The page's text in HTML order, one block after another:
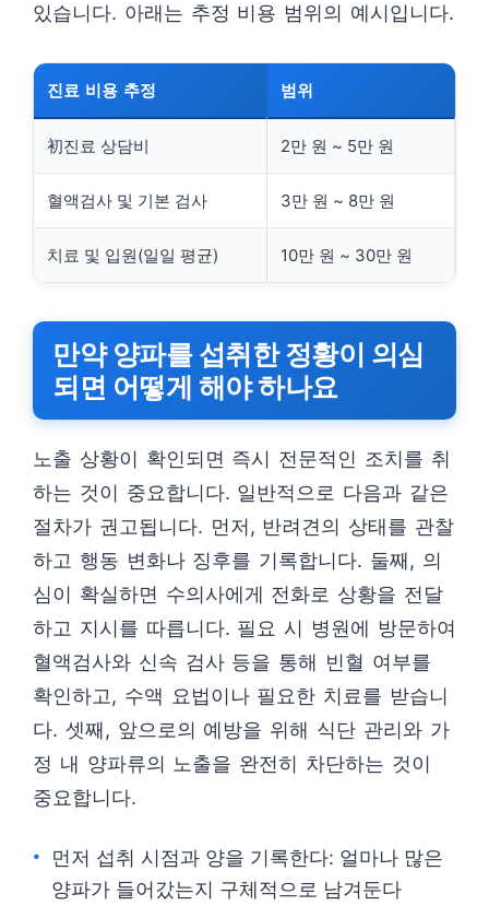
있습니다. 아래는 추정 비용 범위의 예시입니다.
진료 비용 추정 범위
初진료 상담비 2만 원 ~ 5만 원
혈액검사 및 기본 검사 3만 원 ~ 8만 원
치료 및 입원(일일 평균) 10만 원 ~ 30만 원
만약 양파를 섭취한 정황이 의심
되면 어떻게 해야 하나요
노출 상황이 확인되면 즉시 전문적인 조치를 취
하는 것이 중요합니다. 일반적으로 다음과 같은
절차가 권고됩니다. 먼저, 반려견의 상태를 관찰
하고 행동 변화나 징후를 기록합니다. 둘째, 의
심이 확실하면 수의사에게 전화로 상황을 전달
하고 지시를 따릅니다. 필요 시 병원에 방문하여
혈액검사와 신속 검사 등을 통해 빈혈 여부를
확인하고, 수액 요법이나 필요한 치료를 받습니
다. 셋째, 앞으로의 예방을 위해 식단 관리와 가
정 내 양파류의 노출을 완전히 차단하는 것이
중요합니다.
먼저 섭취 시점과 양을 기록한다: 얼마나 많은
양파가 들어갔는지 구체적으로 남겨둔다